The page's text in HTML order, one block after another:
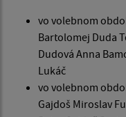
vo volebnom
Bartolomej Duda
Dudová Anna
Lukáč
vo volebnom
Gajdoš Miroslav